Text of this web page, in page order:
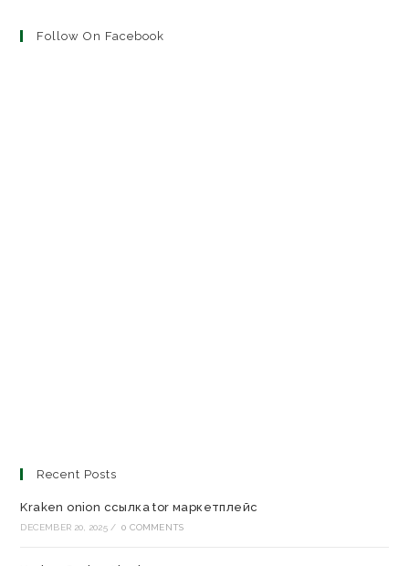
Follow On Facebook
Recent Posts
Kraken onion ссылка tor маркетплейс
DECEMBER 20, 2025 / 0 COMMENTS